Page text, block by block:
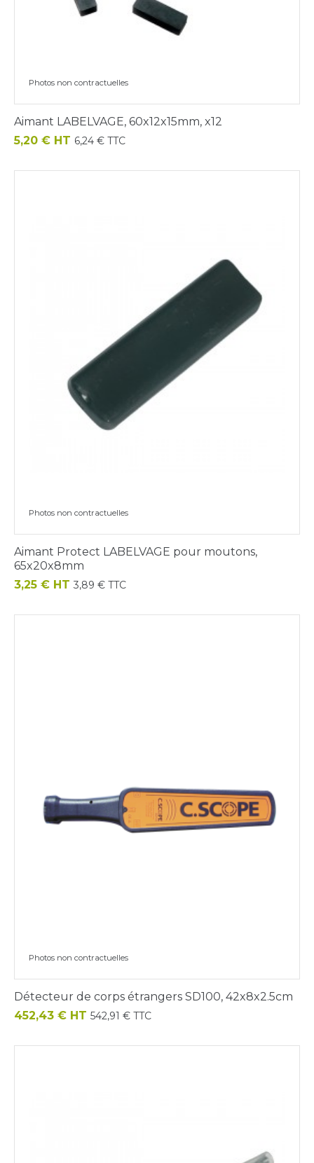
Photos non contractuelles
Aimant LABELVAGE, 60x12x15mm, x12
Prix
5,20 € HT 6,24 € TTC
Photos non contractuelles
Aimant Protect LABELVAGE pour moutons,
65x20x8mm
Prix
3,25 € HT 3,89 € TTC
Photos non contractuelles
Détecteur de corps étrangers SD100, 42x8x2.5cm
Prix
452,43 € HT 542,91 € TTC